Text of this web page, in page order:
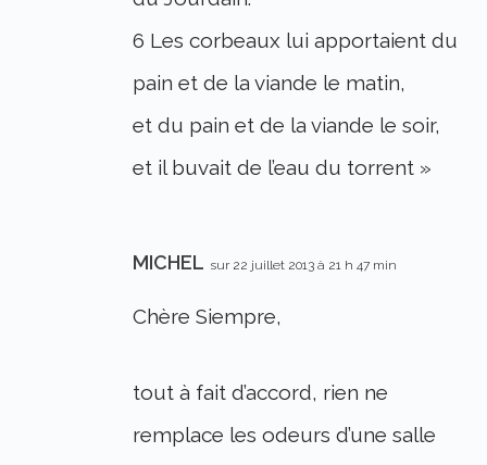
6 Les corbeaux lui apportaient du
pain et de la viande le matin,
et du pain et de la viande le soir,
et il buvait de l’eau du torrent »
MICHEL sur 22 juillet 2013 à 21 h 47 min
Chère Siempre,
tout à fait d’accord, rien ne
remplace les odeurs d’une salle